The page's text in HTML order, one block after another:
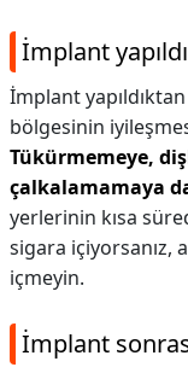
İmplant
İmplant
bölgesinin
Tükürmemeye,
çalkalamamaya
yerlerinin kısa
sigara içiyorsanız,
içmeyin.
İmplant